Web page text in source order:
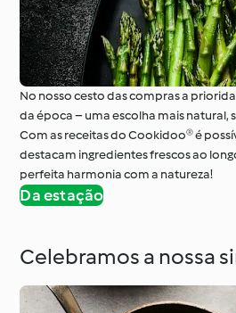
No nosso cesto das compras a
da época – uma escolha mais natural,
Com as receitas do Cookidoo® é
destacam ingredientes frescos ao
perfeita harmonia com a natureza!
Da estação
Celebramos a nossa